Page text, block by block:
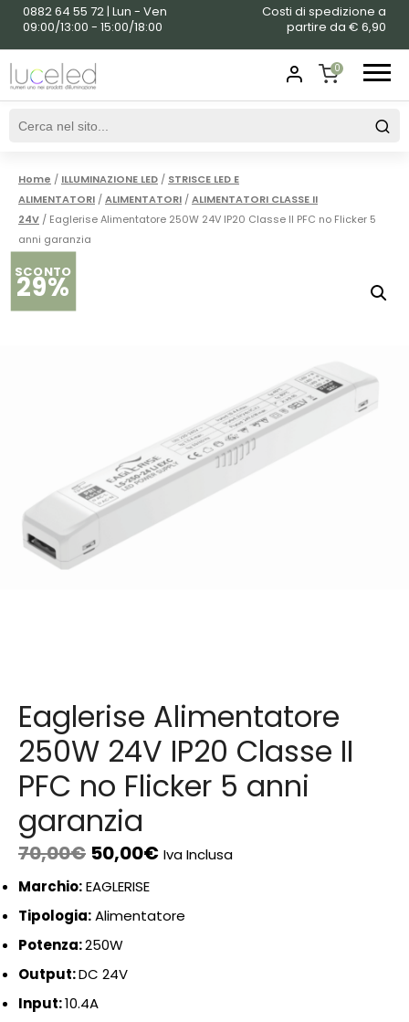
0882 64 55 72 | Lun - Ven
09:00/13:00 - 15:00/18:00
Costi di spedizione a
partire da € 6,90
0
SHOPPING
Home / ILLUMINAZIONE LED / STRISCE LED E
ALIMENTATORI /ALIMENTATORI /ALIMENTATORI CLASSE II
24V / Eaglerise Alimentatore 250W 24V IP20 Classe II PFC no Flicker 5
anni garanzia
SCONTO
29%
Eaglerise Alimentatore
250W 24V IP20 Classe II
PFC no Flicker 5 anni
garanzia
70,00€ 50,00€ Iva Inclusa
Marchio:EAGLERISE
Tipologia:Alimentatore
Potenza:250W
Output:DC 24V
Input:10.4A